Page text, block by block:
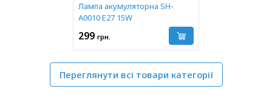
Лампа акумуляторна SH-
A0010 E27 15W
299 грн.
Переглянути всі товари категорії